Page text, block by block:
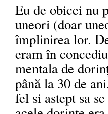
Eu de obicei nu
uneori (doar
împlinirea lor.
eram în
mentala de
până la 30 de
fel si astept sa